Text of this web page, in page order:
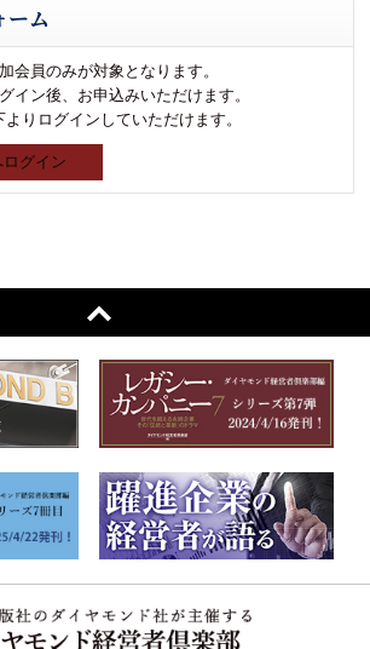
ーム
会員のみが対象となります。
イン後、お申込みいただけます。
りログインしていただけます。
グイン